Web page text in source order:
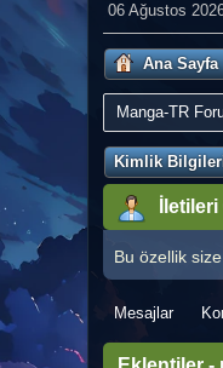
06 Ağustos
Ana Sayfa
Manga-TR
Kimlik
Bu özellik
Mesajlar